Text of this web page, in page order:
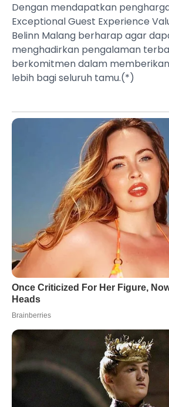
Dengan mendapatkan
Exceptional Guest Experience
Belinn Malang berharap agar
menghadirkan pengalaman
berkomitmen dalam
lebih bagi seluruh tamu.(*)